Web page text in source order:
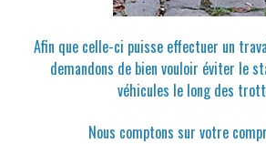
Afin que celle-ci puisse effectuer un
demandons de bien vouloir éviter le
véhicules le long des
Nous comptons sur votre